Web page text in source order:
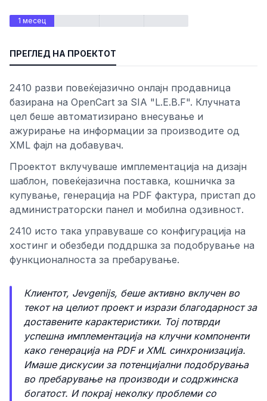
1 месец
ПРЕГЛЕД НА ПРОЕКТОТ
2410 разви повеќејазично онлајн продавница
базирана на OpenCart за SIA "L.E.B.F". Клучната
цел беше автоматизирано внесување и
ажурирање на информации за производите од
XML фајл на добавувач.
Проектот вклучуваше имплементација на дизајн
шаблон, повеќејазична поставка, кошничка за
купување, генерација на PDF фактура, пристап до
администраторски панел и мобилна одзивност.
2410 исто така управуваше со конфигурација на
хостинг и обезбеди поддршка за подобрување на
функционалноста за пребарување.
Клиентот, Jevgenijs, беше активно вклучен во
текот на целиот проект и изрази благодарност за
доставените карактеристики. Тој потврди
успешна имплементација на клучни компоненти
како генерација на PDF и XML синхронизација.
Имаше дискусии за потенцијални подобрувања
во пребарување на производи и содржинска
богатост. И покрај неколку проблеми со